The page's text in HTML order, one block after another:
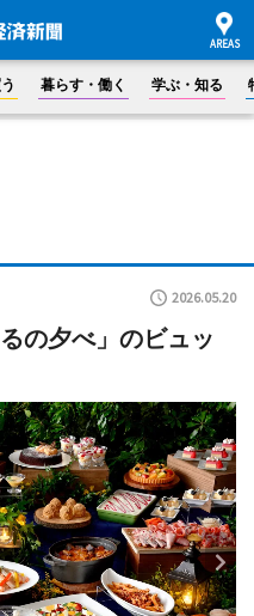
暮らす・働く 学ぶ・知る
2026.05.20
の夕べ」のビュッ